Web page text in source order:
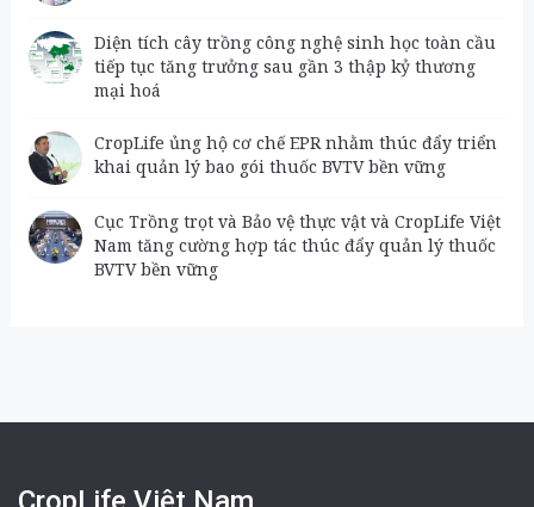
Diện tích cây trồng công nghệ sinh học toàn cầu
tiếp tục tăng trưởng sau gần 3 thập kỷ thương
mại hoá
CropLife ủng hộ cơ chế EPR nhằm thúc đẩy triển
khai quản lý bao gói thuốc BVTV bền vững
Cục Trồng trọt và Bảo vệ thực vật và CropLife Việt
Nam tăng cường hợp tác thúc đẩy quản lý thuốc
BVTV bền vững